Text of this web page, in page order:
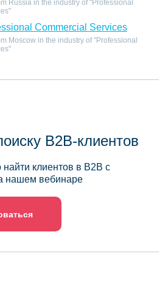
Russia in the industry of "Professional
Commercial Services
Moscow in the industry of "Professional
B2B-клиентов
найти клиентов в B2B с
нашем вебинаре